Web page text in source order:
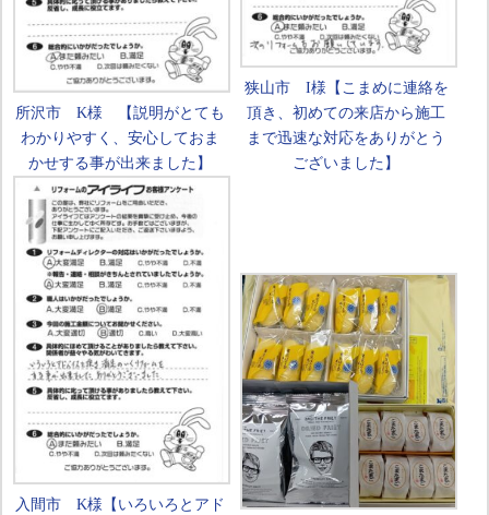
所沢市 K様 【説明がとても
わかりやすく、安心しておま
かせする事が出来ました】
狭山市 I様【こまめに連絡を
頂き、初めての来店から施工
まで迅速な対応をありがとう
ございました】
入間市 K様【いろいろとアド